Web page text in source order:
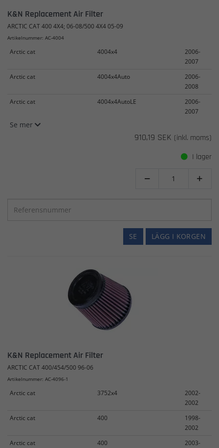
K&N Replacement Air Filter
ARCTIC CAT 400 4X4; 06-08/500 4X4 05-09
Artikelnummer: AC-4004
Arctic cat 4004x4
2006-
2007
Arctic cat
4004x4Auto
2006-
2008
Arctic cat
4004x4AutoLE
2006-
2007
Se mer
910,19 SEK (inkl. moms)
I lager
 
LÄGG I KORGEN
SE
K&N Replacement Air Filter
ARCTIC CAT 400/454/500 96-06
Artikelnummer: AC-4096-1
Arctic cat 3752x4
2002-
2002
Arctic cat
400
1998-
2002
Arctic cat
400
2003-